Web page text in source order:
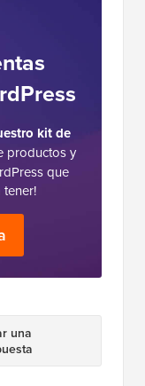
kit de
productos y
que
una